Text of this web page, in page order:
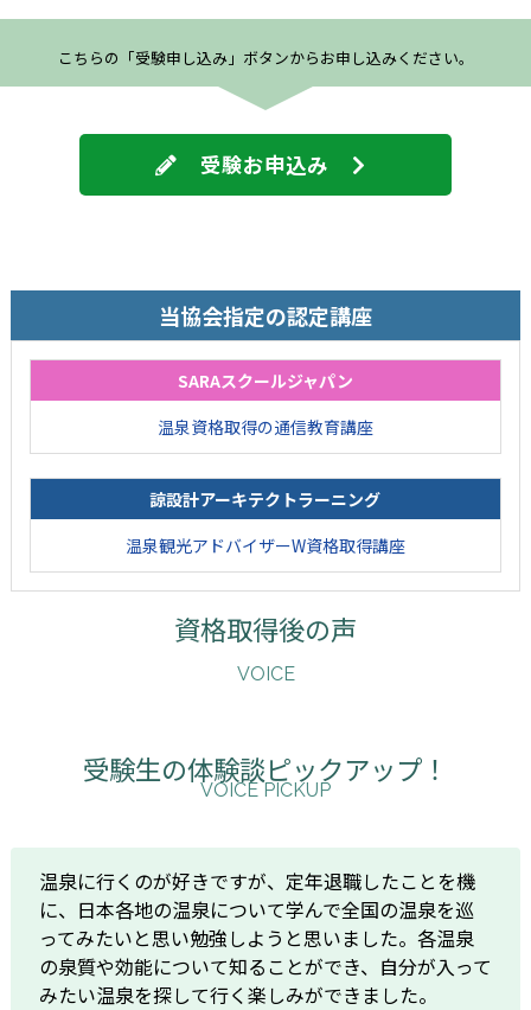
こちらの「受験申し込み」ボタンからお申し込みください。
受験お申込み
当協会指定の認定講座
SARAスクールジャパン
温泉資格取得の通信教育講座
諒設計アーキテクトラーニング
温泉観光アドバイザーW資格取得講座
資格取得後の声
VOICE
受験生の体験談ピックアップ！
VOICE PICKUP
温泉に行くのが好きですが、定年退職したことを機
に、日本各地の温泉について学んで全国の温泉を巡
ってみたいと思い勉強しようと思いました。各温泉
の泉質や効能について知ることができ、自分が入って
みたい温泉を探して行く楽しみができました。